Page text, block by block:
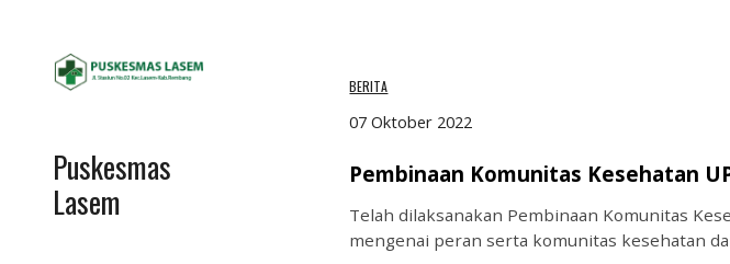
Puskesmas
Lasem
BERITA
07 Oktober 2022
Pembinaan Komunitas Kesehatan
Telah dilaksanakan Pembinaan Komunitas
mengenai peran serta komunitas kesehatan